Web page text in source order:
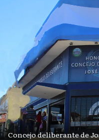
Concejo deliberante de